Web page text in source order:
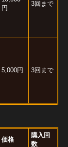
円
3回まで
5,000円 3回まで
価格
購入回
数